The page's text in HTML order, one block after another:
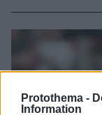
Protothema -
Information